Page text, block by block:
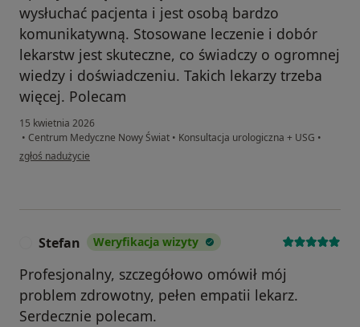
wysłuchać pacjenta i jest osobą bardzo
komunikatywną. Stosowane leczenie i dobór
lekarstw jest skuteczne, co świadczy o ogromnej
wiedzy i doświadczeniu. Takich lekarzy trzeba
więcej. Polecam
15 kwietnia 2026
• Centrum Medyczne Nowy Świat • Konsultacja urologiczna + USG •
w opinii użytkownika Adrian
zgłoś nadużycie
Stefan Weryfikacja wizyty
Profesjonalny, szczegółowo omówił mój
problem zdrowotny, pełen empatii lekarz.
Serdecznie polecam.